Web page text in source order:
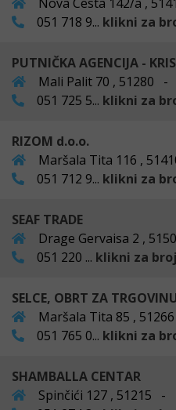
051 718 9... klikni za
PUTNIČKA AGENCIJA -
Mali Palit 70 , 51280 -
051 725 5... klikni za
RIZOM d.o.o.
Maršala Tita 116 ,
051 712 9... klikni za
SEAF TRADE
Drage Gervaisa 2 ,
051 220 ... klikni za broj
SELCE, OBRT ZA
Maršala Tita 85 ,
051 765 0... klikni za
SHAMBALLA CENTAR
Spinčići 127 , 51215 -